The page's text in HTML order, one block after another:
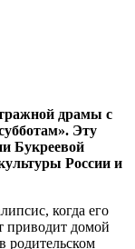
драмы с
Эту
Букреевой
России и
когда его
приводит домой
родительском